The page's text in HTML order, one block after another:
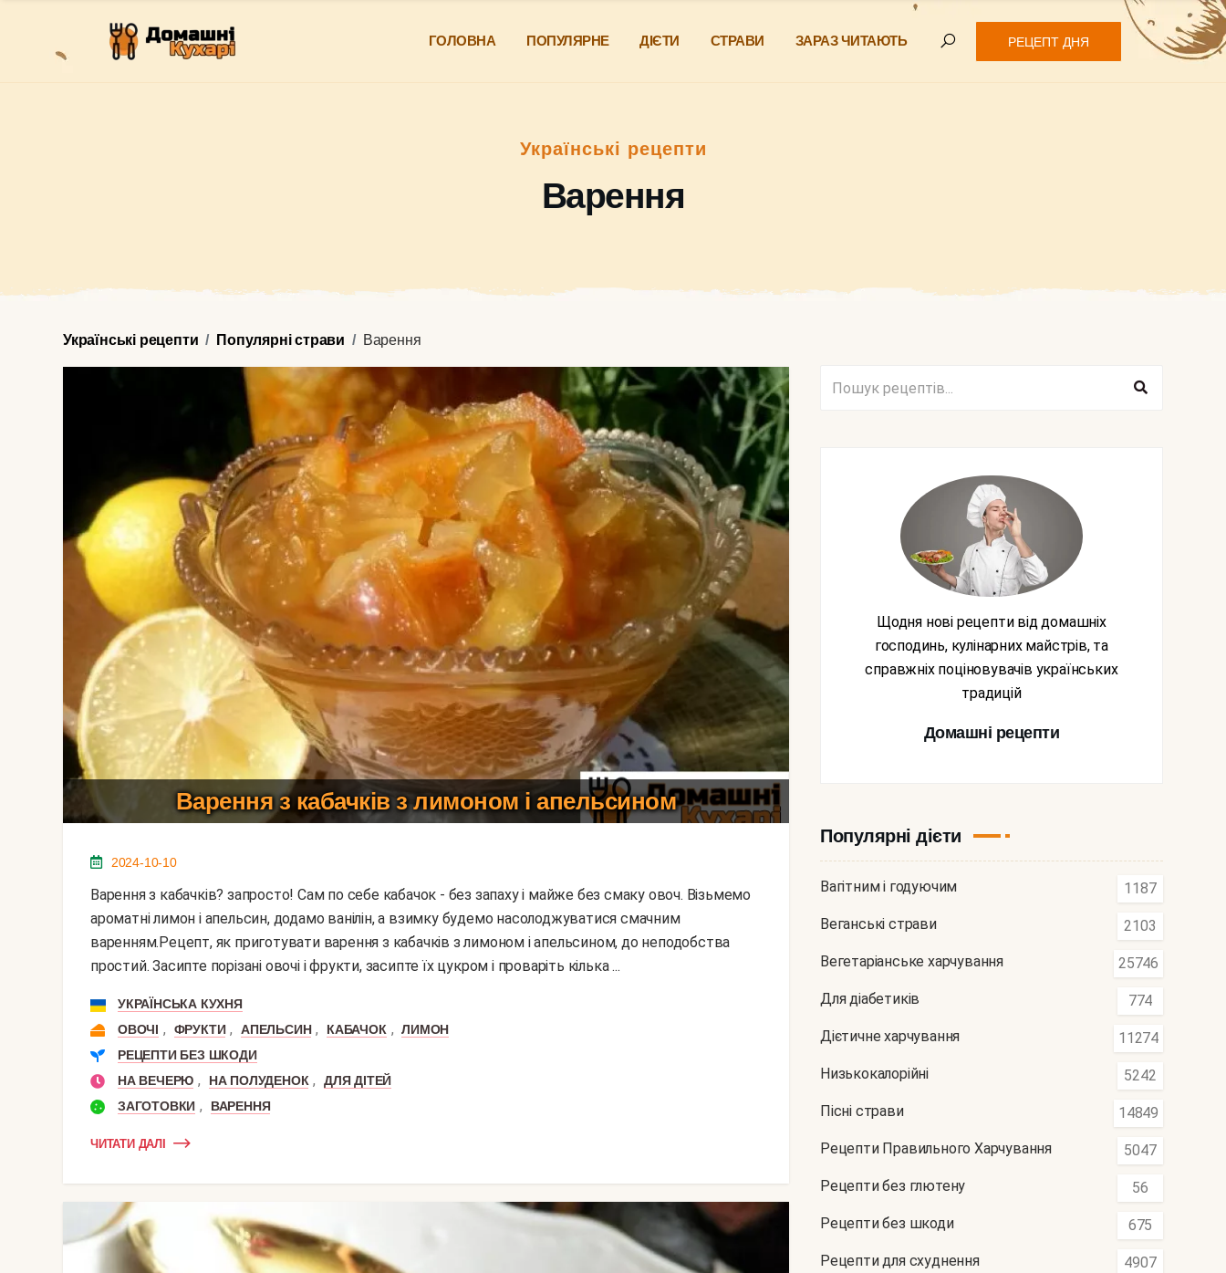
ГОЛОВНА ПОПУЛЯРНЕ ДІЄТИ СТРАВИ ЗАРАЗ ЧИТАЮТЬ РЕЦЕПТ ДНЯ
Українські рецепти
Варення
Українські рецепти Популярні страви Варення
Варення з кабачків з лимоном і апельсином
2024-10-10
Варення з кабачків? запросто! Сам по себе кабачок - без запаху і майже без смаку овоч. Візьмемо
ароматні лимон і апельсин, додамо ванілін, а взимку будемо насолоджуватися смачним
варенням.Рецепт, як приготувати варення з кабачків з лимоном і апельсином, до неподобства
простий. Засипте порізані овочі і фрукти, засипте їх цукром і проваріть кілька ...
УКРАЇНСЬКА КУХНЯ
ОВОЧІ , ФРУКТИ , АПЕЛЬСИН , КАБАЧОК , ЛИМОН
РЕЦЕПТИ БЕЗ ШКОДИ
НА ВЕЧЕРЮ , НА ПОЛУДЕНОК ,
ДЛЯ ДІТЕЙ
ЗАГОТОВКИ , ВАРЕННЯ
ЧИТАТИ ДАЛІ
Щодня нові рецепти від домашніх
господинь, кулінарних майстрів, та
справжніх поціновувачів українських
традицій
Домашні рецепти
Популярні дієти
Вагітним і годуючим 1187
Веганські страви 2103
Вегетаріанське харчування 25746
Для діабетиків 774
Дієтичне харчування 11274
Низькокалорійні 5242
Пісні страви 14849
Рецепти Правильного Харчування 5047
Рецепти без глютену 56
Рецепти без шкоди 675
Рецепти для схуднення 4907